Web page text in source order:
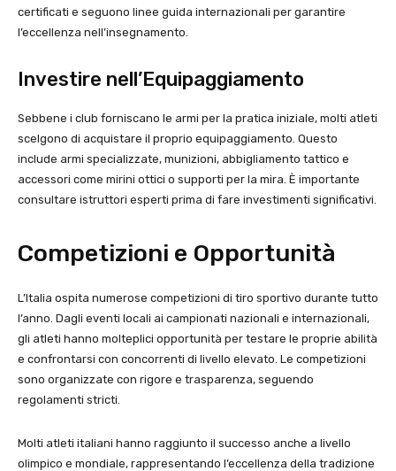
certificati e seguono linee guida internazionali per garantire
l’eccellenza nell’insegnamento.
Investire nell’Equipaggiamento
Sebbene i club forniscano le armi per la pratica iniziale, molti atleti
scelgono di acquistare il proprio equipaggiamento. Questo
include armi specializzate, munizioni, abbigliamento tattico e
accessori come mirini ottici o supporti per la mira. È importante
consultare istruttori esperti prima di fare investimenti significativi.
Competizioni e Opportunità
L’Italia ospita numerose competizioni di tiro sportivo durante tutto
l’anno. Dagli eventi locali ai campionati nazionali e internazionali,
gli atleti hanno molteplici opportunità per testare le proprie abilità
e confrontarsi con concorrenti di livello elevato. Le competizioni
sono organizzate con rigore e trasparenza, seguendo
regolamenti stricti.
Molti atleti italiani hanno raggiunto il successo anche a livello
olimpico e mondiale, rappresentando l’eccellenza della tradizione